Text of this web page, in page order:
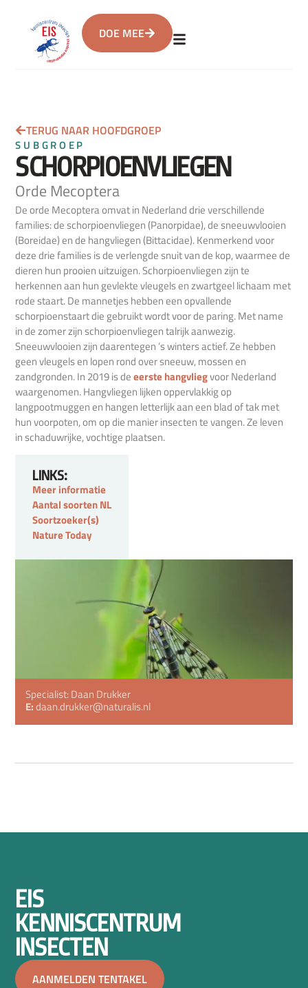
DOE MEE
TERUG NAAR HOOFDGROEP
SUBGROEP
SCHORPIOENVLIEGEN
Orde Mecoptera
De orde Mecoptera omvat in Nederland drie verschillende
families: de schorpioenvliegen (Panorpidae), de sneeuwvlooien
(Boreidae) en de hangvliegen (Bittacidae). Kenmerkend voor
deze drie families is de verlengde snuit van de kop, waarmee de
dieren hun prooien uitzuigen. Schorpioenvliegen zijn te
herkennen aan hun gevlekte vleugels en zwartgeel lichaam met
rode staart. De mannetjes hebben een opvallende
schorpioenstaart die gebruikt wordt voor de paring. Met name
in de zomer zijn schorpioenvliegen talrijk aanwezig.
Sneeuwvlooien zijn daarentegen ’s winters actief. Ze hebben
geen vleugels en lopen rond over sneeuw, mossen en
zandgronden. In 2019 is deeerste hangvliegvoor Nederland
waargenomen. Hangvliegen lijken oppervlakkig op
langpootmuggen en hangen letterlijk aan een blad of tak met
hun voorpoten, om op die manier insecten te vangen. Ze leven
in schaduwrijke, vochtige plaatsen.
LINKS:
Meer informatie
Aantal soorten NL
Soortzoeker(s)
Nature Today
Specialist: Daan Drukker
E:daan.drukker@naturalis.nl
EIS
KENNISCENTRUM
INSECTEN
AANMELDEN TENTAKEL